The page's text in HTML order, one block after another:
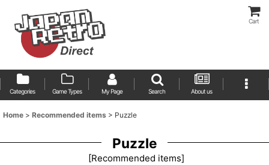
Cart
Categories Game Types My Page Search About us
Home > Recommended items > Puzzle
Puzzle
[Recommended items]